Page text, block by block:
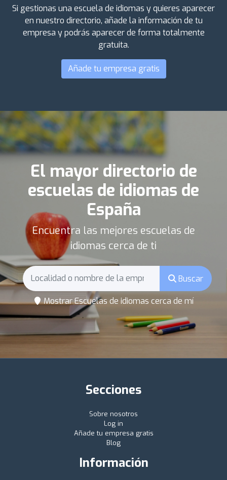
Si gestionas una escuela de idiomas y quieres aparecer
en nuestro directorio, añade la información de tu
empresa y podrás aparecer de forma totalmente
gratuita.
Añade tu empresa gratis
El mayor directorio de
escuelas de idiomas de
España
Encuentra las mejores escuelas de
idiomas cerca de ti
Buscar
Mostrar Escuelas de idiomas cerca de mí
Secciones
Sobre nosotros
Log in
Añade tu empresa gratis
Blog
Información